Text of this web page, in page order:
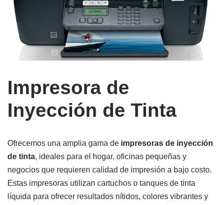
Impresora de
Inyección de Tinta
Ofrecemos una amplia gama de impresoras de inyección
de tinta, ideales para el hogar, oficinas pequeñas y
negocios que requieren calidad de impresión a bajo costo.
Estas impresoras utilizan cartuchos o tanques de tinta
líquida para ofrecer resultados nítidos, colores vibrantes y